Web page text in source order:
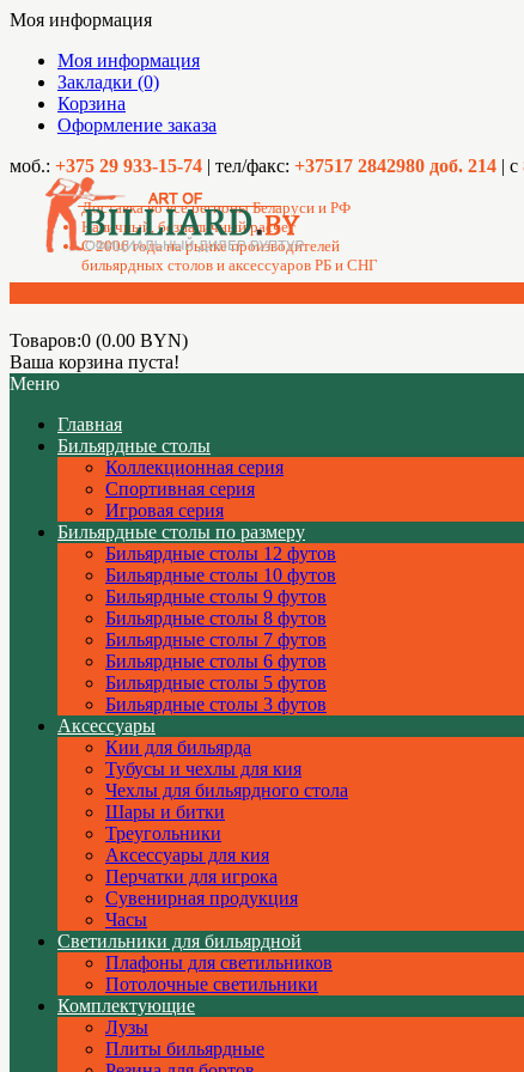
Моя информация
Моя информация
Закладки (0)
Корзина
Оформление заказа
моб.: +375 29 933-15-74 | тел/факс: +37517 2842980 доб. 214 | с
Доставка во все регионы Беларуси и РФ
Наличный, безналичный расчет
C 2006 года на рынке производителей
бильярдных столов и аксессуаров РБ и СНГ
Товаров:0 (0.00 BYN)
Ваша корзина пуста!
Меню
Главная
Бильярдные столы
Коллекционная серия
Спортивная серия
Игровая серия
Бильярдные столы по размеру
Бильярдные столы 12 футов
Бильярдные столы 10 футов
Бильярдные столы 9 футов
Бильярдные столы 8 футов
Бильярдные столы 7 футов
Бильярдные столы 6 футов
Бильярдные столы 5 футов
Бильярдные столы 3 футов
Аксессуары
Кии для бильярда
Тубусы и чехлы для кия
Чехлы для бильярдного стола
Шары и битки
Треугольники
Аксессуары для кия
Перчатки для игрока
Сувенирная продукция
Часы
Светильники для бильярдной
Плафоны для светильников
Потолочные светильники
Комплектующие
Лузы
Плиты бильярдные